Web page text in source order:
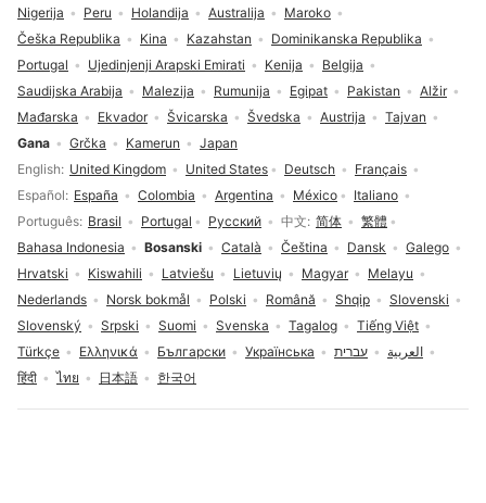
Izbor jezika
English United Kingdom United States Deutsch
Français
Español
España Colombia Argentina México
Italiano
Português Brasil Portugal Русский 中文 简体
繁體
Bahasa Indonesia
Bosanski Català Čeština Dansk
Galego
Hrvatski
Kiswahili Latviešu Lietuvių Magyar
Melayu
Nederlands
Norsk bokmål Polski Română Shqip
Slovenski
Slovenský
Srpski Suomi Svenska Tagalog
Tiếng Việt
Türkçe
Ελληνικά Български Українська עברית
العربية
हिंदी
ไทย 日本語 한국어
Nigerija
Peru Holandija Australija
Maroko
Češka Republika
Kina Kazahstan
Dominikanska Republika
Portugal
Ujedinjenji Arapski Emirati Kenija
Belgija
Saudijska Arabija
Malezija Rumunija Egipat Pakistan
Alžir
Mađarska
Ekvador Švicarska Švedska Austrija
Tajvan
Gana
Grčka Kamerun Japan